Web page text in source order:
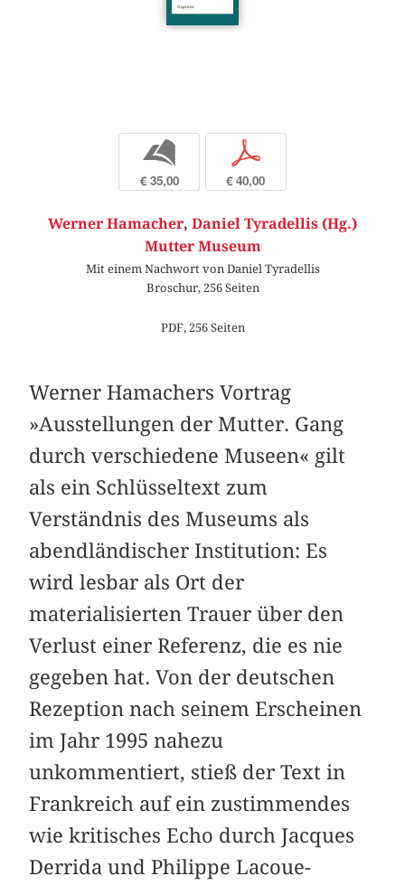
b
€ 35,00
p
€ 40,00
Werner Hamacher, Daniel Tyradellis (Hg.)
Mutter Museum
Mit einem Nachwort von Daniel Tyradellis
Broschur, 256 Seiten
PDF, 256 Seiten
Werner Hamachers Vortrag
»Ausstellungen der Mutter. Gang
durch verschiedene Museen« gilt
als ein Schlüsseltext zum
Verständnis des Museums als
abendländischer Institution: Es
wird lesbar als Ort der
materialisierten Trauer über den
Verlust einer Referenz, die es nie
gegeben hat. Von der deutschen
Rezeption nach seinem Erscheinen
im Jahr 1995 nahezu
unkommentiert, stieß der Text in
Frankreich auf ein zustimmendes
wie kritisches Echo durch Jacques
Derrida und Philippe Lacoue-